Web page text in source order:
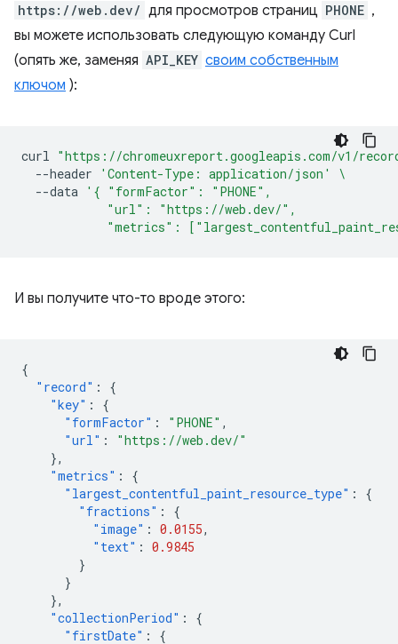
https://web.dev/ для просмотров страниц PHONE ,
вы можете использовать следующую команду Curl
(опять же, заменяя API_KEY своим собственным
ключом ):
curl "https://chromeuxreport.googleapis.com/v1/
--header
'Content-Type: application/json'
\
--data '{ "formFactor": "PHONE",
            "url": "https://web.dev/",
"metrics":
И вы получите что-то вроде этого:
{
"record" :
{
"key" :
{
"formFactor" : "PHONE" ,
"url" :
"https://web.dev/"
},
"metrics" :
{
"largest_contentful_paint_resource_type" :
{
"fractions" :
{
"image" : 0.0155,
"text" : 0.9845
}
}
},
"collectionPeriod" :
{
"firstDate" : {